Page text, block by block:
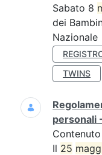
Sabato 8
dei
Nazionale
TWINS
personali
Il 25